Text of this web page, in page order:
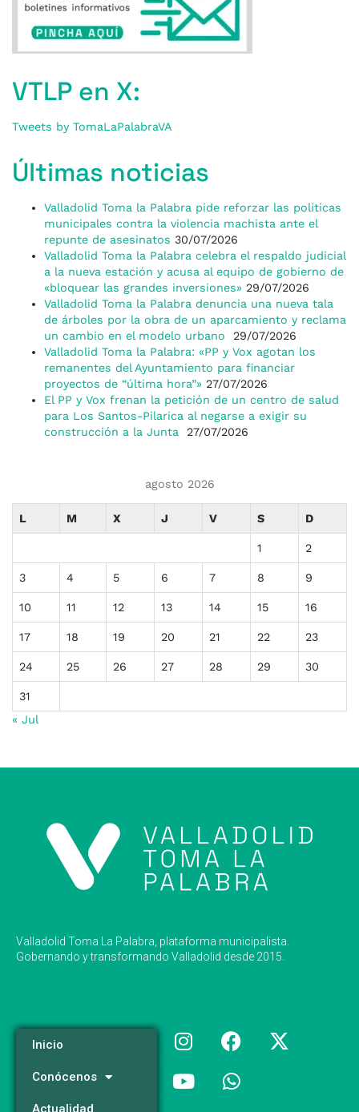
VTLP en X:
Tweets by TomaLaPalabraVA
Últimas noticias
Valladolid Toma la Palabra pide reforzar las políticas
municipales contra la violencia machista ante el
repunte de asesinatos 30/07/2026
Valladolid Toma la Palabra celebra el respaldo judicial
a la nueva estación y acusa al equipo de gobierno de
«bloquear las grandes inversiones» 29/07/2026
Valladolid Toma la Palabra denuncia una nueva tala
de árboles por la obra de un aparcamiento y reclama
un cambio en el modelo urbano
29/07/2026
Valladolid Toma la Palabra: «PP y Vox agotan los
remanentes del Ayuntamiento para financiar
proyectos de “última hora”» 27/07/2026
El PP y Vox frenan la petición de un centro de salud
para Los Santos-Pilarica al negarse a exigir su
construcción a la Junta
27/07/2026
agosto 2026
L M X J V S D
1 2
3 4 5 6 7 8 9
10 11 12 13 14 15 16
17 18 19 20 21 22 23
24 25 26 27 28 29 30
31
« Jul
Valladolid Toma La Palabra, plataforma municipalista.
Gobernando y transformando Valladolid desde 2015.
Inicio
Conócenos
Actualidad